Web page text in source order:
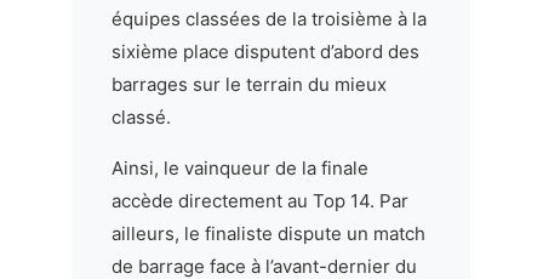
équipes classées de la troisième à la
sixième place disputent d’abord des
barrages sur le terrain du mieux
classé.
Ainsi, le vainqueur de la finale
accède directement au Top 14. Par
ailleurs, le finaliste dispute un match
de barrage face à l’avant-dernier du